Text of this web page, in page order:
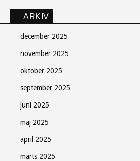
ARKIV
december 2025
november 2025
oktober 2025
september 2025
juni 2025
maj 2025
april 2025
marts 2025